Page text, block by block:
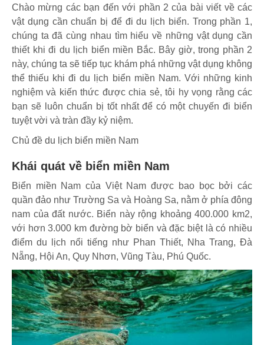
Chào mừng các bạn đến với phần 2 của bài viết về các
vật dụng cần chuẩn bị để đi du lịch biển. Trong phần 1,
chúng ta đã cùng nhau tìm hiểu về những vật dụng cần
thiết khi đi du lịch biển miền Bắc. Bây giờ, trong phần 2
này, chúng ta sẽ tiếp tục khám phá những vật dụng không
thể thiếu khi đi du lịch biển miền Nam. Với những kinh
nghiệm và kiến thức được chia sẻ, tôi hy vọng rằng các
bạn sẽ luôn chuẩn bị tốt nhất để có một chuyến đi biển
tuyệt vời và tràn đầy kỷ niệm.
Chủ đề du lịch biển miền Nam
Khái quát về biển miền Nam
Biển miền Nam của Việt Nam được bao bọc bởi các
quần đảo như Trường Sa và Hoàng Sa, nằm ở phía đông
nam của đất nước. Biển này rộng khoảng 400.000 km2,
với hơn 3.000 km đường bờ biển và đặc biệt là có nhiều
điểm du lịch nổi tiếng như Phan Thiết, Nha Trang, Đà
Nẵng, Hội An, Quy Nhơn, Vũng Tàu, Phú Quốc.